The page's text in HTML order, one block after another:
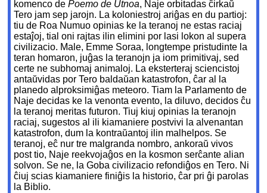
komenco dePoemo de Utnoa, Naje orbitadas ĉirkaŭ
Tero jam sep jarojn. La koloniestroj ariĝas en du partioj:
tiu de Roa Numuo opinias ke la teranoj ne estas raciaj
estaĵoj, tial oni rajtas ilin elimini por lasi lokon al supera
civilizacio. Male, Emme Soraa, longtempe pristudinte la
teran homaron, juĝas la teranojn ja iom primitivaj, sed
certe ne subhomaj animaloj. La eksterteraj sciencistoj
antaŭvidas por Tero baldaŭan katastrofon, ĉar al la
planedo alproksimiĝas meteoro. Tiam la Parlamento de
Naje decidas ke la venonta evento, la diluvo, decidos ĉu
la teranoj meritas futuron. Tiuj kiuj opinias la teranojn
raciaj, sugestos al ili kiamaniere postvivi la alvenantan
katastrofon, dum la kontraŭantoj ilin malhelpos. Se
teranoj, eĉ nur tre malgranda nombro, ankoraŭ vivos
post tio, Naje reekvojaĝos en la kosmon serĉante alian
solvon. Se ne, la Goba civilizacio refondiĝos en Tero. Ni
ĉiuj scias kiamaniere finiĝis la historio, ĉar pri ĝi parolas
la Biblio.